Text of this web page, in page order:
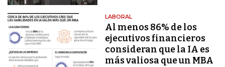
LABORAL
Al menos 86% de los
ejecutivos financieros
consideran que la IA es
más valiosa que un MBA